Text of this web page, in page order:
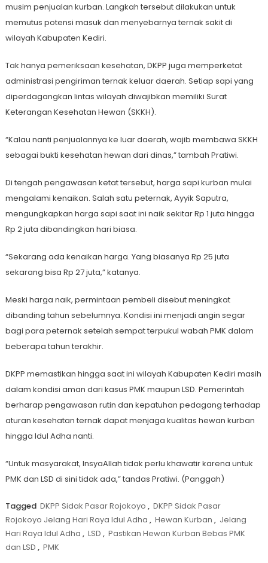
musim penjualan kurban. Langkah tersebut dilakukan untuk
memutus potensi masuk dan menyebarnya ternak sakit di
wilayah Kabupaten Kediri.
Tak hanya pemeriksaan kesehatan, DKPP juga memperketat
administrasi pengiriman ternak keluar daerah. Setiap sapi yang
diperdagangkan lintas wilayah diwajibkan memiliki Surat
Keterangan Kesehatan Hewan (SKKH).
“Kalau nanti penjualannya ke luar daerah, wajib membawa SKKH
sebagai bukti kesehatan hewan dari dinas,” tambah Pratiwi.
Di tengah pengawasan ketat tersebut, harga sapi kurban mulai
mengalami kenaikan. Salah satu peternak, Ayyik Saputra,
mengungkapkan harga sapi saat ini naik sekitar Rp 1 juta hingga
Rp 2 juta dibandingkan hari biasa.
“Sekarang ada kenaikan harga. Yang biasanya Rp 25 juta
sekarang bisa Rp 27 juta,” katanya.
Meski harga naik, permintaan pembeli disebut meningkat
dibanding tahun sebelumnya. Kondisi ini menjadi angin segar
bagi para peternak setelah sempat terpukul wabah PMK dalam
beberapa tahun terakhir.
DKPP memastikan hingga saat ini wilayah Kabupaten Kediri masih
dalam kondisi aman dari kasus PMK maupun LSD. Pemerintah
berharap pengawasan rutin dan kepatuhan pedagang terhadap
aturan kesehatan ternak dapat menjaga kualitas hewan kurban
hingga Idul Adha nanti.
“Untuk masyarakat, InsyaAllah tidak perlu khawatir karena untuk
PMK dan LSD di sini tidak ada,” tandas Pratiwi. (Panggah)
Tagged DKPP Sidak Pasar Rojokoyo , DKPP Sidak Pasar
Rojokoyo Jelang Hari Raya Idul Adha , Hewan Kurban , Jelang
Hari Raya Idul Adha , LSD , Pastikan Hewan Kurban Bebas PMK
dan LSD , PMK